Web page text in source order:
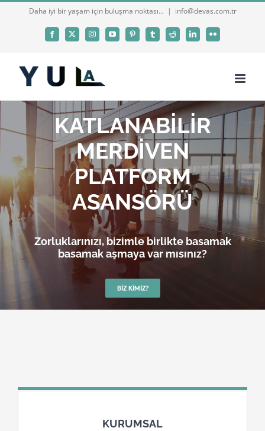
Daha iyi bir yaşam için buluşma noktası... | info@devas.com.tr
Facebook
X InstagramYouTubePinterestTumblrReddit LinkedInFlickr
KATLANABİLİR
MERDİVEN
PLATFORM
ASANSÖRÜ
Zorluklarınızı, bizimle birlikte basamak
basamak aşmaya var mısınız?
BIZ KIMIZ?
KURUMSAL